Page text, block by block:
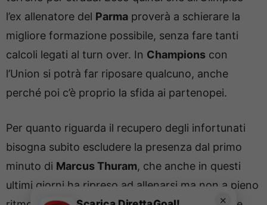
l’ex allenatore del Parma proverà a schierare la
migliore formazione possibile, senza fare tanti
calcoli legati al turn over. In Champions con
l’Union si potrà far riposare qualcuno, anche
perché poi c’è proprio la sfida ai partenopei.
Per quanto riguarda il recupero degli infortunati
bisogna subito escludere la presenza dal primo
minuto di Marcus Thuram, che anche in questi
ultimi giorni ha ripreso ad allenarsi ma non a pieno
✕